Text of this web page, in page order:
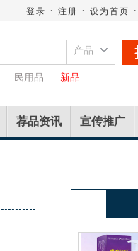
登录 · 注册 · 设为首页 ·
产品
民用品 新品
荐品资讯 宣传推广